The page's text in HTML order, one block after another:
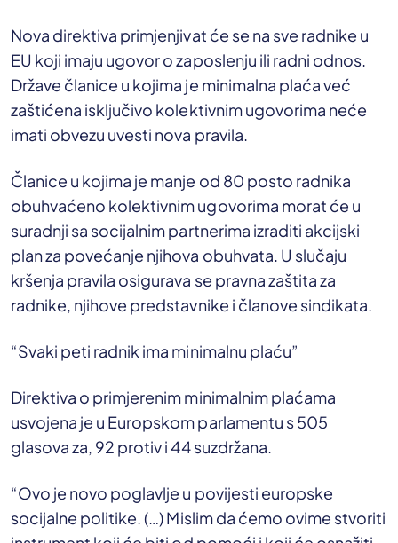
Nova direktiva primjenjivat će se na sve radnike u
EU koji imaju ugovor o zaposlenju ili radni odnos.
Države članice u kojima je minimalna plaća već
zaštićena isključivo kolektivnim ugovorima neće
imati obvezu uvesti nova pravila.
Članice u kojima je manje od 80 posto radnika
obuhvaćeno kolektivnim ugovorima morat će u
suradnji sa socijalnim partnerima izraditi akcijski
plan za povećanje njihova obuhvata. U slučaju
kršenja pravila osigurava se pravna zaštita za
radnike, njihove predstavnike i članove sindikata.
“Svaki peti radnik ima minimalnu plaću”
Direktiva o primjerenim minimalnim plaćama
usvojena je u Europskom parlamentu s 505
glasova za, 92 protiv i 44 suzdržana.
“Ovo je novo poglavlje u povijesti europske
socijalne politike. (…) Mislim da ćemo ovime stvoriti